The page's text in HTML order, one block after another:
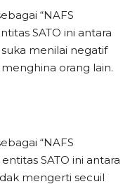
“NAFS
SATO ini antara
menilai negatif
orang lain.
“NAFS
SATO ini antara
mengerti secuil